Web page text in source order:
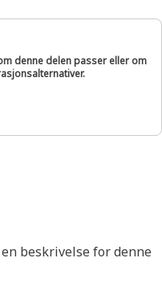
denne delen passer eller om
beskrivelse for denne